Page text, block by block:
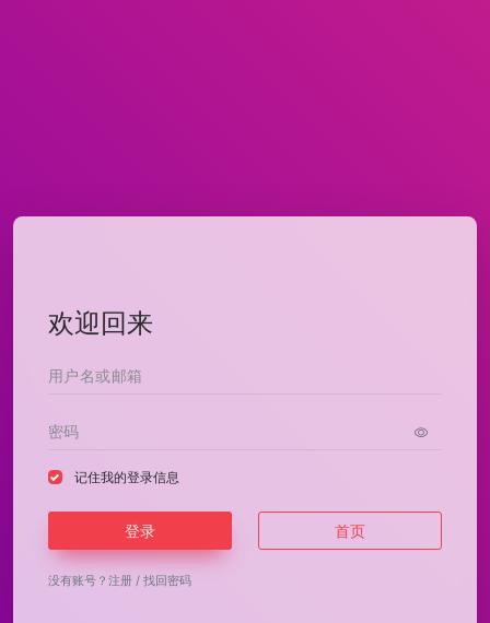
欢迎回来
记住我的登录信息
登录 首页
没有账号？ 注册 / 找回密码